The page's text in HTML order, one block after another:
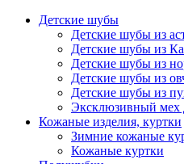
Детские шубы
Детские шубы из
Детские шубы из
Детские шубы из
Детские шубы из
Детские шубы из
Эксклюзивный мех
Кожаные изделия, куртки
Зимние кожаные
Кожаные куртки